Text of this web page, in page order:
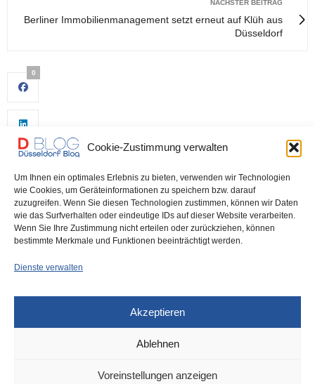
Cookie-Zustimmung verwalten
Um Ihnen ein optimales Erlebnis zu bieten, verwenden wir Technologien
wie Cookies, um Geräteinformationen zu speichern bzw. darauf
zuzugreifen. Wenn Sie diesen Technologien zustimmen, können wir Daten
wie das Surfverhalten oder eindeutige IDs auf dieser Website verarbeiten.
Wenn Sie Ihre Zustimmung nicht erteilen oder zurückziehen, können
bestimmte Merkmale und Funktionen beeinträchtigt werden.
Dienste verwalten
Akzeptieren
Ablehnen
Voreinstellungen anzeigen
NÄCHSTER BEITRAG
Berliner Immobilienmanagement setzt erneut auf Klüh aus
Düsseldorf
0